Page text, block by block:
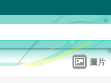
圖片